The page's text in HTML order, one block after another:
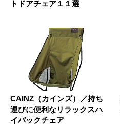
トドアチェア１１選
CAINZ（カインズ）／持ち
運びに便利なリラックスハ
イバックチェア